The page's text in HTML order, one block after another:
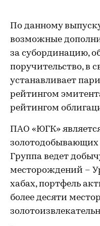
По данному
возможные
за субординацию,
поручительство, в
устанавливает
рейтингом
рейтингом
ПАО «ЮГК»
Группа ведет
месторождений –
хабах, портфель
более десяти